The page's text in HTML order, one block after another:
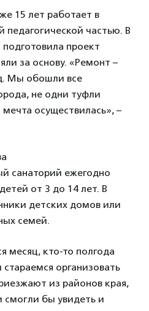
15 лет работает в
педагогической частью. В
проект
за основу. «Ремонт –
Мы обошли все
не одни туфли
осуществилась», –
санаторий ежегодно
от 3 до 14 лет. В
детских домов или
семей.
месяц, кто-то полгода
организовать
из районов края,
смогли бы увидеть и